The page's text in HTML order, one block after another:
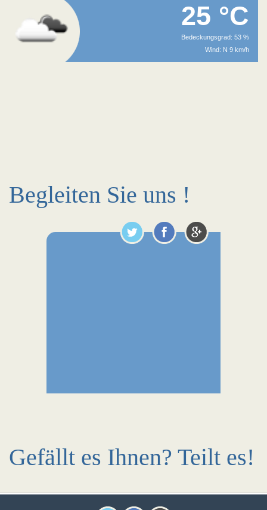
25 °C
Bedeckungsgrad: 53 %
Wind: N 9 km/h
Begleiten Sie uns !
Gefällt es Ihnen? Teilt es!